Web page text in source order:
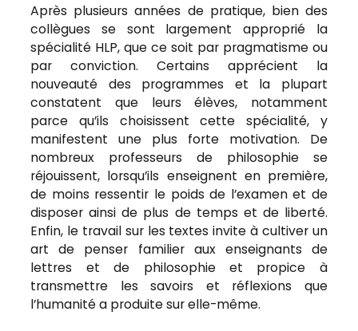
Après plusieurs années de pratique, bien des
collègues se sont largement approprié la
spécialité HLP, que ce soit par pragmatisme ou
par conviction. Certains apprécient la
nouveauté des programmes et la plupart
constatent que leurs élèves, notamment
parce qu’ils choisissent cette spécialité, y
manifestent une plus forte motivation. De
nombreux professeurs de philosophie se
réjouissent, lorsqu’ils enseignent en première,
de moins ressentir le poids de l’examen et de
disposer ainsi de plus de temps et de liberté.
Enfin, le travail sur les textes invite à cultiver un
art de penser familier aux enseignants de
lettres et de philosophie et propice à
transmettre les savoirs et réflexions que
l’humanité a produite sur elle-même.